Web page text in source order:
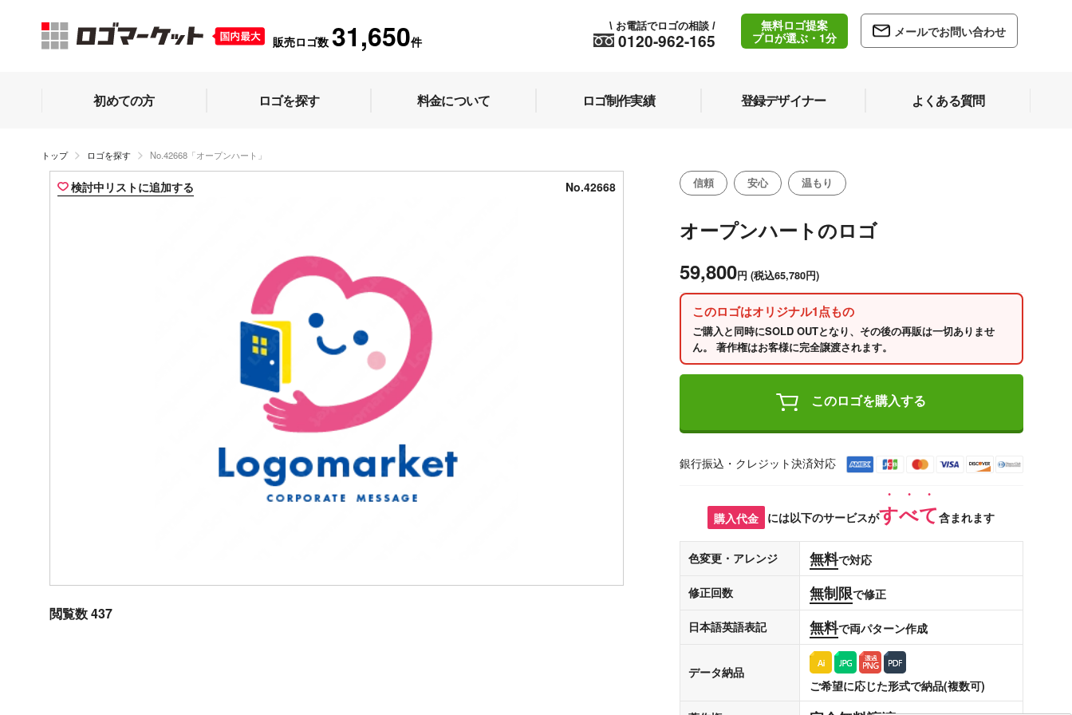
販売ロゴ数 31,650件 0120-962-165
\ お電話でロゴの相談 /
無料ロゴ提案
プロが選ぶ・1分
メールでお問い合わせ
初めての方 ロゴを探す 料金について ロゴ制作実績 登録デザイナー よくある質問
トップ ロゴを探す No.42668「オープンハート」
検討中リストに追加する No.42668
閲覧数 437
信頼 安心 温もり
オープンハートのロゴ
59,800円 (税込65,780円)
このロゴはオリジナル1点もの
ご購入と同時にSOLD OUTとなり、その後の再販は一切ありませ
ん。 著作権はお客様に完全譲渡されます。
このロゴを購入する
銀行振込・クレジット決済対応
購入代金 には以下のサービスがすべて含まれます
色変更・アレンジ 無料で対応
修正回数 無制限で修正
日本語英語表記 無料で両パターン作成
データ納品
ご希望に応じた形式で納品(複数可)